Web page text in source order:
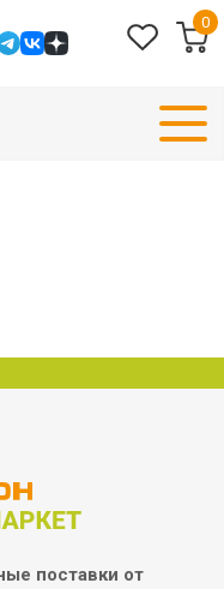
0
поставки от